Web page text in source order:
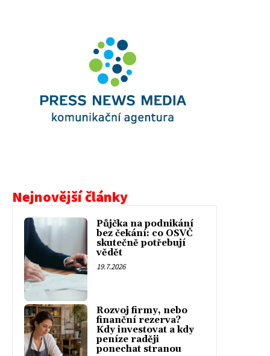
Nejnovější články
Půjčka na podnikání
bez čekání: co OSVČ
skutečně potřebují
vědět
19.7.2026
Rozvoj firmy, nebo
finanční rezerva?
Kdy investovat a kdy
peníze raději
ponechat stranou